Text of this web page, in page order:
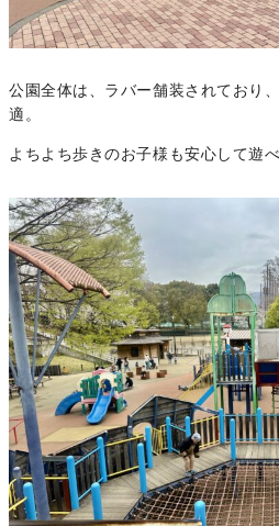
公園全体は、ラバー舗装されており
適。
よちよち歩きのお子様も安心して遊べ